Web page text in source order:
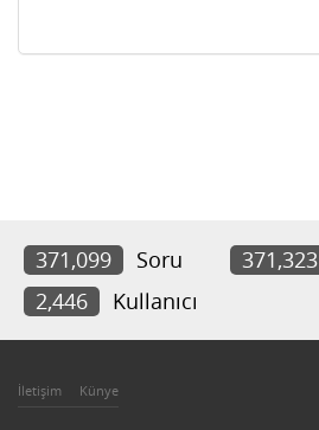
371,099 Soru 371,323
2,446
Kullanıcı
İletişim Künye